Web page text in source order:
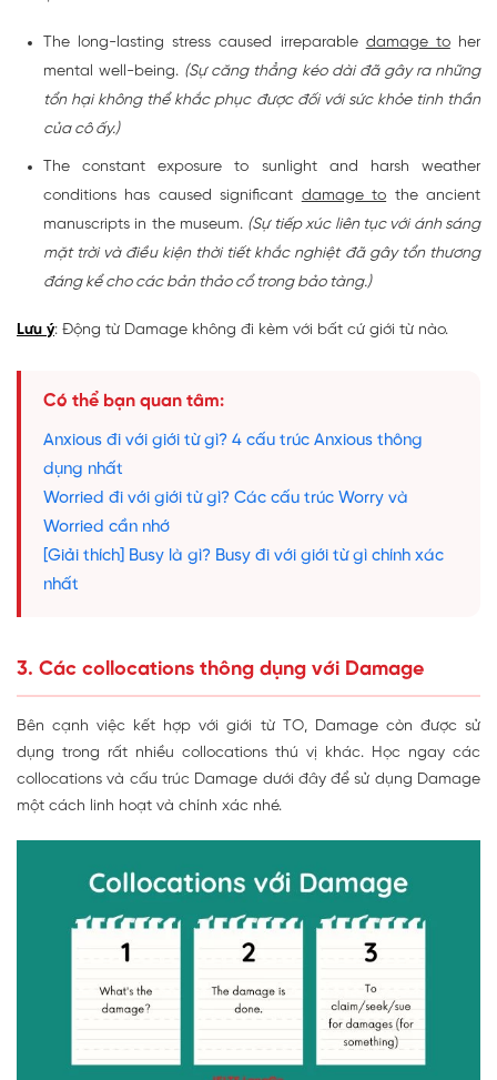
The long-lasting stress caused irreparable damage toher
mental well-being. (Sự căng thẳng kéo dài đã gây ra những
tổn hại không thể khắc phục được đối với sức khỏe tinh thần
của cô ấy.)
The constant exposure to sunlight and harsh weather
conditions has caused significant damage to the ancient
manuscripts in the museum. (Sự tiếp xúc liên tục với ánh sáng
mặt trời và điều kiện thời tiết khắc nghiệt đã gây tổn thương
đáng kể cho các bản thảo cổ trong bảo tàng.)
Lưu ý: Động từ Damage không đi kèm với bất cứ giới từ nào.
Có thể bạn quan tâm:
Anxious đi với giới từ gì? 4 cấu trúc Anxious thông
dụng nhất
Worried đi với giới từ gì? Các cấu trúc Worry và
Worried cần nhớ
[Giải thích] Busy là gì? Busy đi với giới từ gì chính xác
nhất
3. Các collocations thông dụng với Damage
Bên cạnh việc kết hợp với giới từ TO, Damage còn được sử
dụng trong rất nhiều collocations thú vị khác. Học ngay các
collocations và cấu trúc Damage dưới đây để sử dụng Damage
một cách linh hoạt và chính xác nhé.